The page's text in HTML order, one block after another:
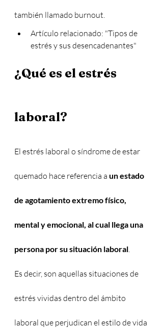
también llamado burnout.
Artículo relacionado: "Tipos de
estrés y sus desencadenantes"
¿Qué es el estrés
laboral?
El estrés laboral o síndrome de estar
quemado hace referencia a un estado
de agotamiento extremo físico,
mental y emocional, al cual llega una
persona por su situación laboral.
Es decir, son aquellas situaciones de
estrés vividas dentro del ámbito
laboral que perjudican el estilo de vida